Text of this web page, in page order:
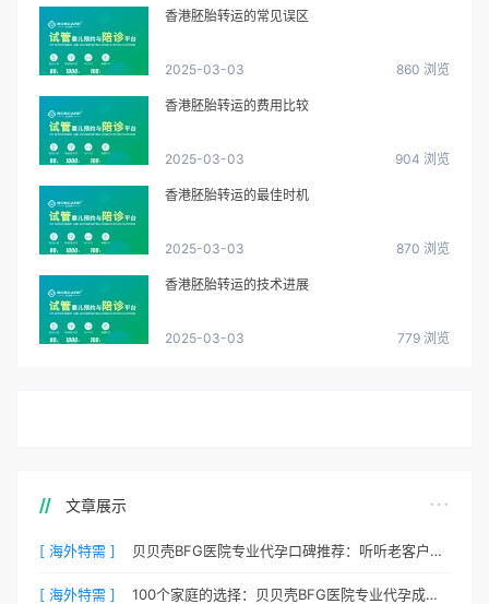
香港胚胎转运的常见误区
2025-03-03 860 浏览
香港胚胎转运的费用比较
2025-03-03 904 浏览
香港胚胎转运的最佳时机
2025-03-03 870 浏览
香港胚胎转运的技术进展
2025-03-03 779 浏览
文章展示
[ 海外特需 ] 贝贝壳BFG医院专业代孕口碑推荐：听听老客户的真实评价
[ 海外特需 ] 100个家庭的选择：贝贝壳BFG医院专业代孕成功案例分享